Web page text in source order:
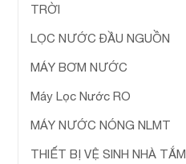
TRỜI
LỌC NƯỚC ĐẦU NGUỒN
MÁY BƠM NƯỚC
Máy Lọc Nước RO
MÁY NƯỚC NÓNG NLMT
THIẾT BỊ VỆ SINH NHÀ TẮM